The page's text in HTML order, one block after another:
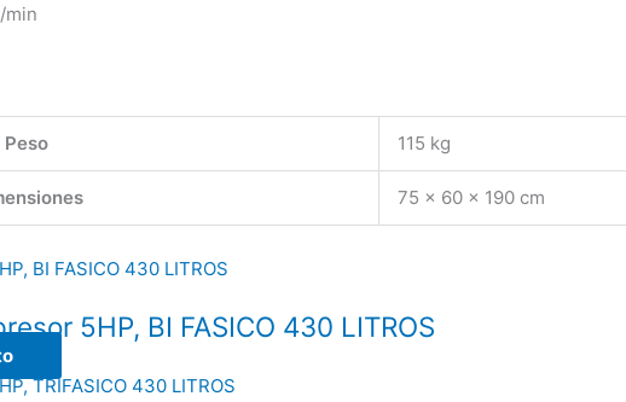
min
Peso
115 kg
75 × 60 × 190 cm
5HP, BI FASICO 430 LITROS